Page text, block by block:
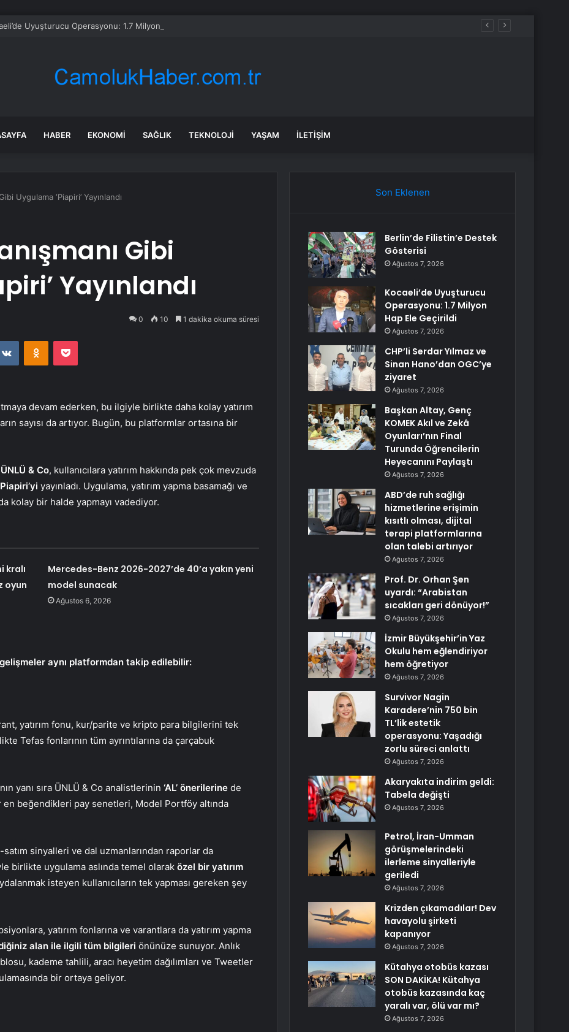
Uyuşturucu Operasyonu: 1.7 Milyon Hap Ele Geçirildi
HABER EKONOMI SAĞLIK TEKNOLOJI YAŞAM İLETIŞIM
Uygulama ‘Piapiri’ Yayınlandı
Gibi
Yayınlandı
0 10 1 dakika okuma süresi
VKontakteOdnoklassniki
Pocket
devam ederken, bu ilgiyle birlikte daha kolay yatırım
sayısı da artıyor. Bugün, bu platformlar ortasına bir
ÜNLÜ & Co, kullanıcılara yatırım hakkında pek çok mevzuda
Piapiri’yi yayınladı. Uygulama, yatırım yapma basamağı ve
kolay bir halde yapmayı vadediyor.
kralı
oyun
Mercedes-Benz 2026-2027’de 40’a yakın yeni
model sunacak
Ağustos 6, 2026
aynı platformdan takip edilebilir:
yatırım fonu, kur/parite ve kripto para bilgilerini tek
Tefas fonlarının tüm ayrıntılarına da çarçabuk
yanı sıra ÜNLÜ & Co analistlerinin ‘AL’ önerilerine de
beğendikleri pay senetleri, Model Portföy altında
sinyalleri ve dal uzmanlarından raporlar da
birlikte uygulama aslında temel olarak özel bir yatırım
isteyen kullanıcıların tek yapması gereken şey
yatırım fonlarına ve varantlara da yatırım yapma
alan ile ilgili tüm bilgileri önünüze sunuyor. Anlık
kademe tahlili, aracı heyetim dağılımları ve Tweetler
bir ortaya geliyor.
Son Eklenen
Berlin’de Filistin’e Destek
Gösterisi
Ağustos 7, 2026
Kocaeli’de Uyuşturucu
Operasyonu: 1.7 Milyon
Hap Ele Geçirildi
Ağustos 7, 2026
CHP’li Serdar Yılmaz ve
Sinan Hano’dan OGC’ye
ziyaret
Ağustos 7, 2026
Başkan Altay, Genç
KOMEK Akıl ve Zekâ
Oyunları’nın Final
Turunda Öğrencilerin
Heyecanını Paylaştı
Ağustos 7, 2026
ABD’de ruh sağlığı
hizmetlerine erişimin
kısıtlı olması, dijital
terapi platformlarına
olan talebi artırıyor
Ağustos 7, 2026
Prof. Dr. Orhan Şen
uyardı: “Arabistan
sıcakları geri dönüyor!”
Ağustos 7, 2026
İzmir Büyükşehir’in Yaz
Okulu hem eğlendiriyor
hem öğretiyor
Ağustos 7, 2026
Survivor Nagin
Karadere’nin 750 bin
TL’lik estetik
operasyonu: Yaşadığı
zorlu süreci anlattı
Ağustos 7, 2026
Akaryakıta indirim geldi:
Tabela değişti
Ağustos 7, 2026
Petrol, İran-Umman
görüşmelerindeki
ilerleme sinyalleriyle
geriledi
Ağustos 7, 2026
Krizden çıkamadılar! Dev
havayolu şirketi
kapanıyor
Ağustos 7, 2026
Kütahya otobüs kazası
SON DAKİKA! Kütahya
otobüs kazasında kaç
yaralı var, ölü var mı?
Ağustos 7, 2026